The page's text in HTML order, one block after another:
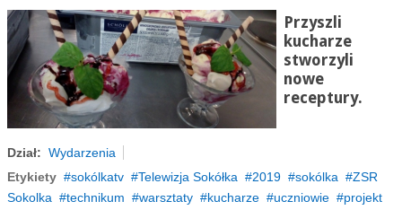
Przyszli
kucharze
stworzyli
nowe
receptury.
Dział: Wydarzenia
Etykiety
sokólkatv Telewizja Sokółka 2019 sokólka
ZSR
Sokolka
technikum warsztaty kucharze uczniowie
projekt